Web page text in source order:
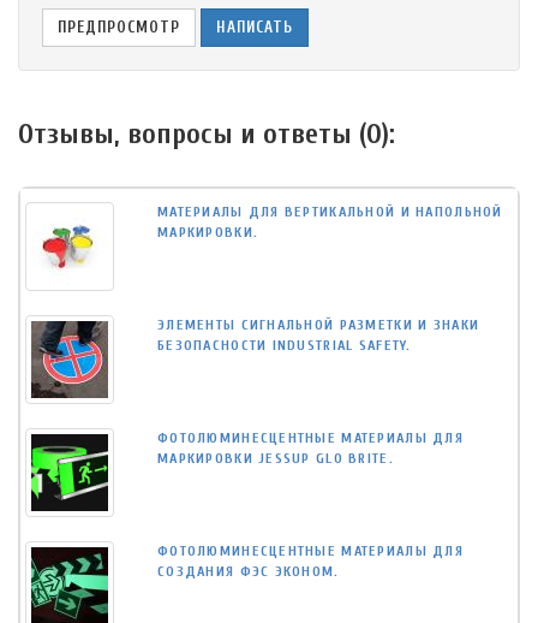
Отзывы, вопросы и ответы (0):
МАТЕРИАЛЫ ДЛЯ ВЕРТИКАЛЬНОЙ И НАПОЛЬНОЙ
МАРКИРОВКИ.
ЭЛЕМЕНТЫ СИГНАЛЬНОЙ РАЗМЕТКИ И ЗНАКИ
БЕЗОПАСНОСТИ INDUSTRIAL SAFETY.
ФОТОЛЮМИНЕСЦЕНТНЫЕ МАТЕРИАЛЫ ДЛЯ
МАРКИРОВКИ JESSUP GLO BRITE.
ФОТОЛЮМИНЕСЦЕНТНЫЕ МАТЕРИАЛЫ ДЛЯ
СОЗДАНИЯ ФЭС ЭКОНОМ.